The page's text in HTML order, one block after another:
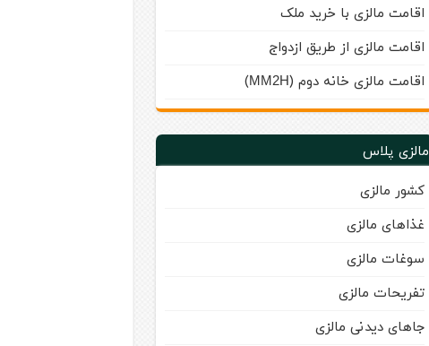
اقامت مالزی با خرید ملک
اقامت مالزی از طریق ازدواج
اقامت مالزی خانه دوم (MM2H
)
مالزی پلاس
کشور مالزی
غذاهای مالزی
سوغات مالزی
تفریحات مالزی
جاهای دیدنی مالزی